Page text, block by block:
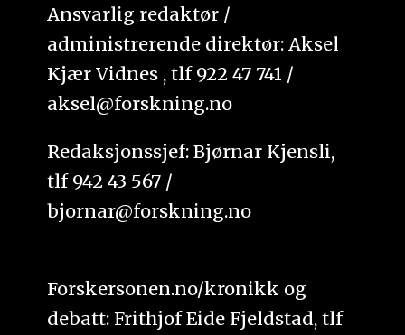
Ansvarlig redaktør /
administrerende direktør: Aksel
Kjær Vidnes , tlf 922 47 741 /
aksel@forskning.no
Redaksjonssjef: Bjørnar Kjensli,
tlf 942 43 567 /
bjornar@forskning.no
Forskersonen.no/kronikk og
debatt: Frithjof Eide Fjeldstad, tlf